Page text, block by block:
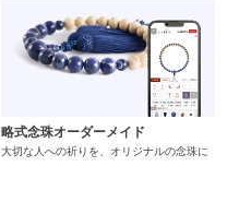
略式念珠オーダーメイド
大切な人への祈りを、オリジナルの念珠に